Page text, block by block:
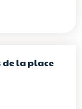
de la place